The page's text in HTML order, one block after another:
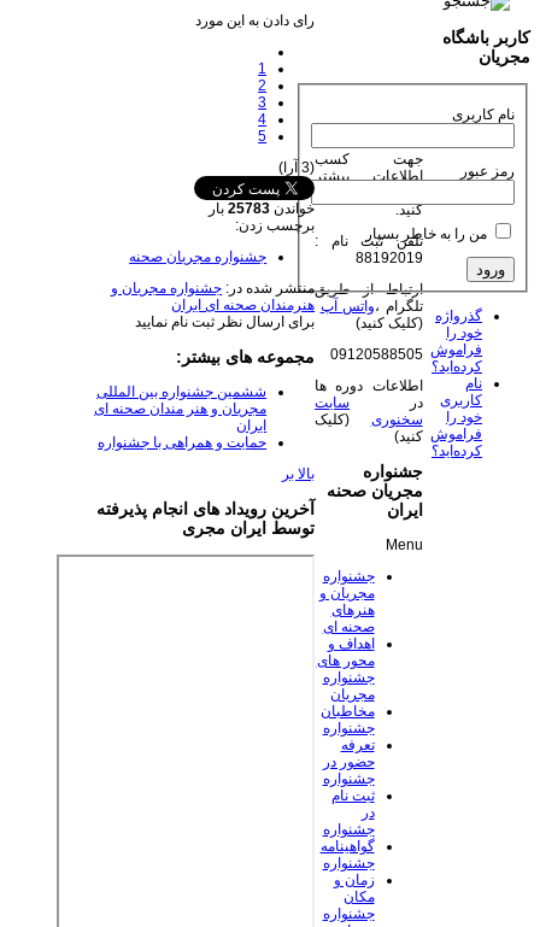
رای دادن به این مورد
1
2
3
4
5
(3 آرا)
خواندن 25783بار
برچسب زدن:
جشنواره مجریان صحنه
منتشر شده در: جشنواره مجریان و
هنرمندان صحنه ای ایران
برای ارسال نظر ثبت نام نمایید
مجموعه های بیشتر:
ششمین جشنواره بین المللی
مجریان و هنر مندان صحنه ای
ایران
حمایت و همراهی با جشنواره
بالا بر
آخرین رویداد های انجام پذیرفته
توسط ایران مجری
جهت کسب
اطلاعات بیشتر
کنید.
تلفن ثبت نام :
88192019
ارتباط از طریق
تلگرام ،واتس آپ
(کلیک کنید)
09120588505
اطلاعات دوره ها
در سایت
سخنوری (کلیک
کنید)
جشنواره
مجریان صحنه
ایران
Menu
جشنواره
مجریان و
هنرهای
صحنه ای
اهداف و
محور های
جشنواره
مجریان
مخاطبان
جشنواره
تعرفه
حضور در
جشنواره
ثبت نام
در
جشنواره
گواهینامه
جشنواره
زمان و
مکان
جشنواره
کاربر باشگاه
مجریان
نام کاربری
رمز عبور
من را به خاطر بسپار
گذرواژه
خود را
فراموش
کرده‌اید؟
نام
کاربری
خود را
فراموش
کرده‌اید؟